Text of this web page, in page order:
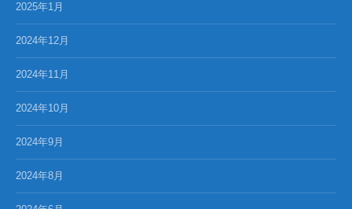
2025年1月
2024年12月
2024年11月
2024年10月
2024年9月
2024年8月